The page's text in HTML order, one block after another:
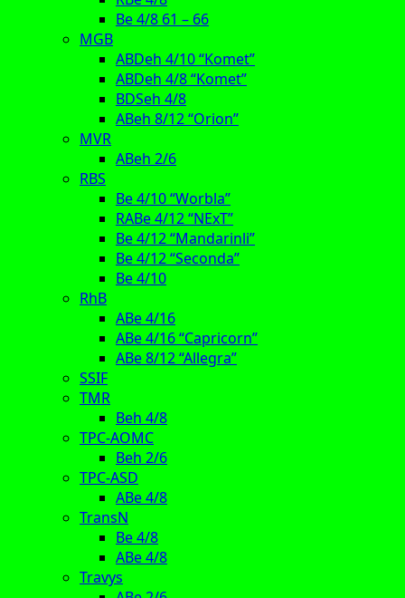
Be 4/8 61 – 66
MGB
ABDeh 4/10 “Komet”
ABDeh 4/8 “Komet”
BDSeh 4/8
ABeh 8/12 “Orion”
MVR
ABeh 2/6
RBS
Be 4/10 “Worbla”
RABe 4/12 “NExT”
Be 4/12 “Mandarinli”
Be 4/12 “Seconda”
Be 4/10
RhB
ABe 4/16
ABe 4/16 “Capricorn”
ABe 8/12 “Allegra”
SSIF
TMR
Beh 4/8
TPC-AOMC
Beh 2/6
TPC-ASD
ABe 4/8
TransN
Be 4/8
ABe 4/8
Travys